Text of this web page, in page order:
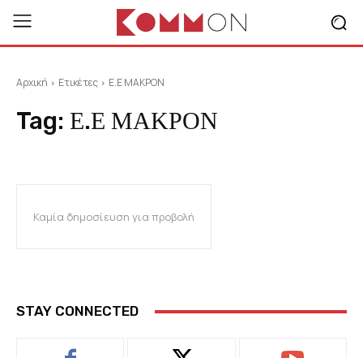
Αρχική Ετικέτες Ε.Ε ΜΑΚΡΟΝ
Tag: Ε.Ε ΜΑΚΡΟΝ
Καμία δημοσίευση για προβολή
STAY CONNECTED